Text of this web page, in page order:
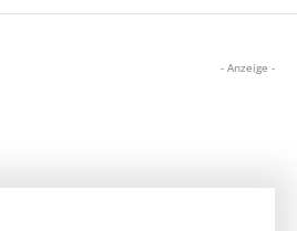
- Anzeige -